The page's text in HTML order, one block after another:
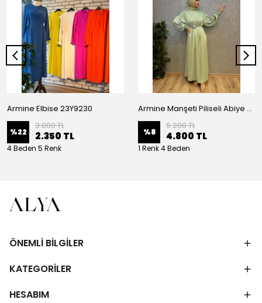
Armine Elbise 23Y9230
%22
3.000 TL
2.350 TL
4 Beden 5 Renk
Armine Manşeti Piliseli Abiye Elbise 23Y9617
%8
5.200 TL
4.800 TL
1 Renk 4 Beden
ÖNEMLİ BİLGİLER
KATEGORİLER
HESABIM